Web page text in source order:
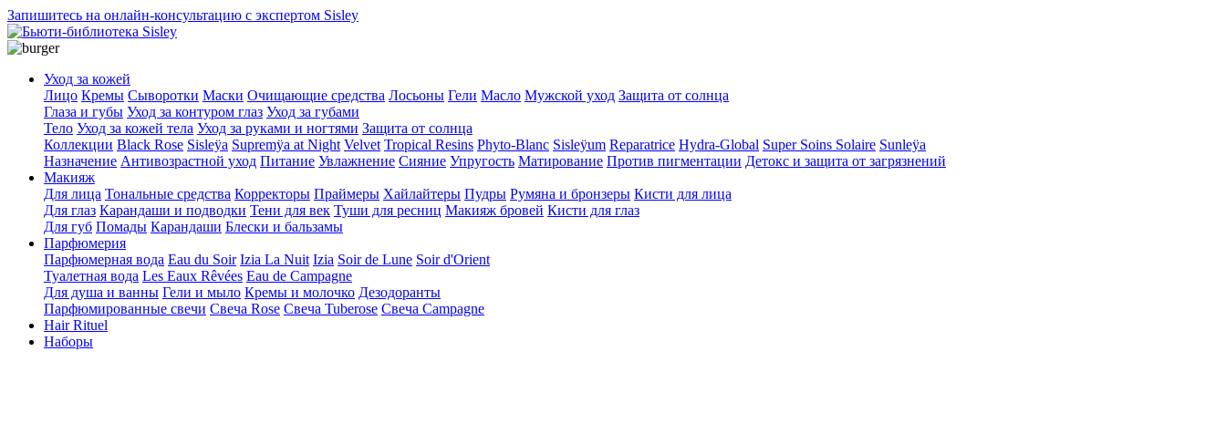
Запишитесь на онлайн-консультацию с экспертом Sisley
Уход за кожей
Лицо Кремы Сыворотки Маски Очищающие средства Лосьоны Гели Масло Мужской уход Защита от солнца
Глаза и губы Уход за контуром глаз Уход за губами
Тело Уход за кожей тела Уход за руками и ногтями Защита от солнца
Коллекции Black Rose Sisleÿa Supremÿa at Night Velvet Tropical Resins Phyto-Blanc Sisleÿum Reparatrice Hydra-Global Super Soins Solaire Sunleÿa
Назначение Антивозрастной уход Питание Увлажнение Сияние Упругость Матирование Против пигментации Детокс и защита от загрязнений
Макияж
Для лица Тональные средства Корректоры Праймеры Хайлайтеры Пудры Румяна и бронзеры Кисти для лица
Для глаз Карандаши и подводки Тени для век Туши для ресниц Макияж бровей Кисти для глаз
Для губ Помады Карандаши Блески и бальзамы
Парфюмерия
Парфюмерная вода Eau du Soir Izia La Nuit Izia Soir de Lune Soir d'Orient
Туалетная вода Les Eaux Rêvées Eau de Campagne
Для душа и ванны Гели и мыло Кремы и молочко Дезодоранты
Парфюмированные свечи Свеча Rose Свеча Tuberose Свеча Campagne
Hair Rituel
Наборы